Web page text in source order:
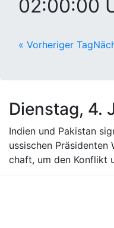
02:00:00
« Vorheriger Tag
Dienstag, 4.
Indien und Pakistan
ussischen Präsidenten
chaft, um den Konflikt